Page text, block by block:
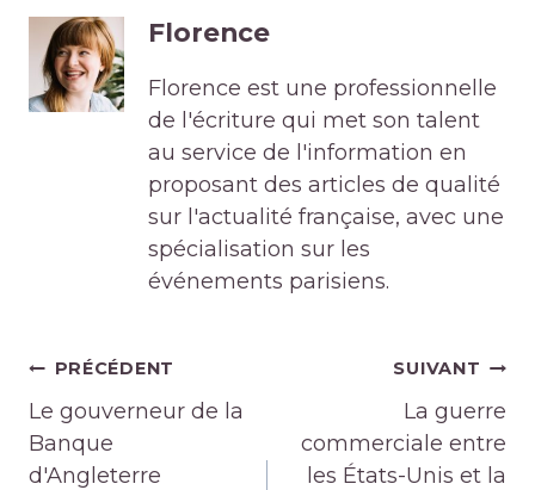
Florence
Florence est une professionnelle
de l'écriture qui met son talent
au service de l'information en
proposant des articles de qualité
sur l'actualité française, avec une
spécialisation sur les
événements parisiens.
Navigation
de
l’article
PRÉCÉDENT
Le gouverneur de la
Banque
d'Angleterre
SUIVANT
La guerre
commerciale entre
les États-Unis et la